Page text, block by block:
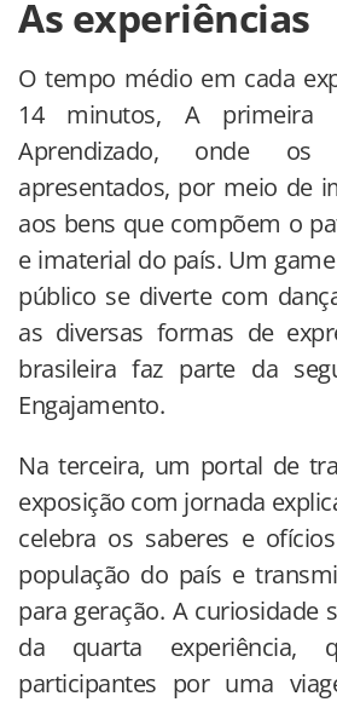
As experiências
O tempo médio em cada
14 minutos, A
Aprendizado, onde os
apresentados, por meio de
aos bens que compõem o
e imaterial do país. Um
público se diverte com
as diversas formas de
brasileira faz parte da
Engajamento.
Na terceira, um portal de
exposição com jornada
celebra os saberes e
população do país e
para geração. A curiosidade
da quarta experiência,
participantes por uma